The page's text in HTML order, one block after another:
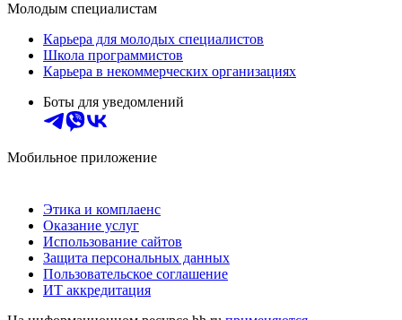
Молодым специалистам
Карьера для молодых специалистов
Школа программистов
Карьера в некоммерческих организациях
Боты для уведомлений
Мобильное приложение
Этика и комплаенс
Оказание услуг
Использование сайтов
Защита персональных данных
Пользовательское соглашение
ИТ аккредитация